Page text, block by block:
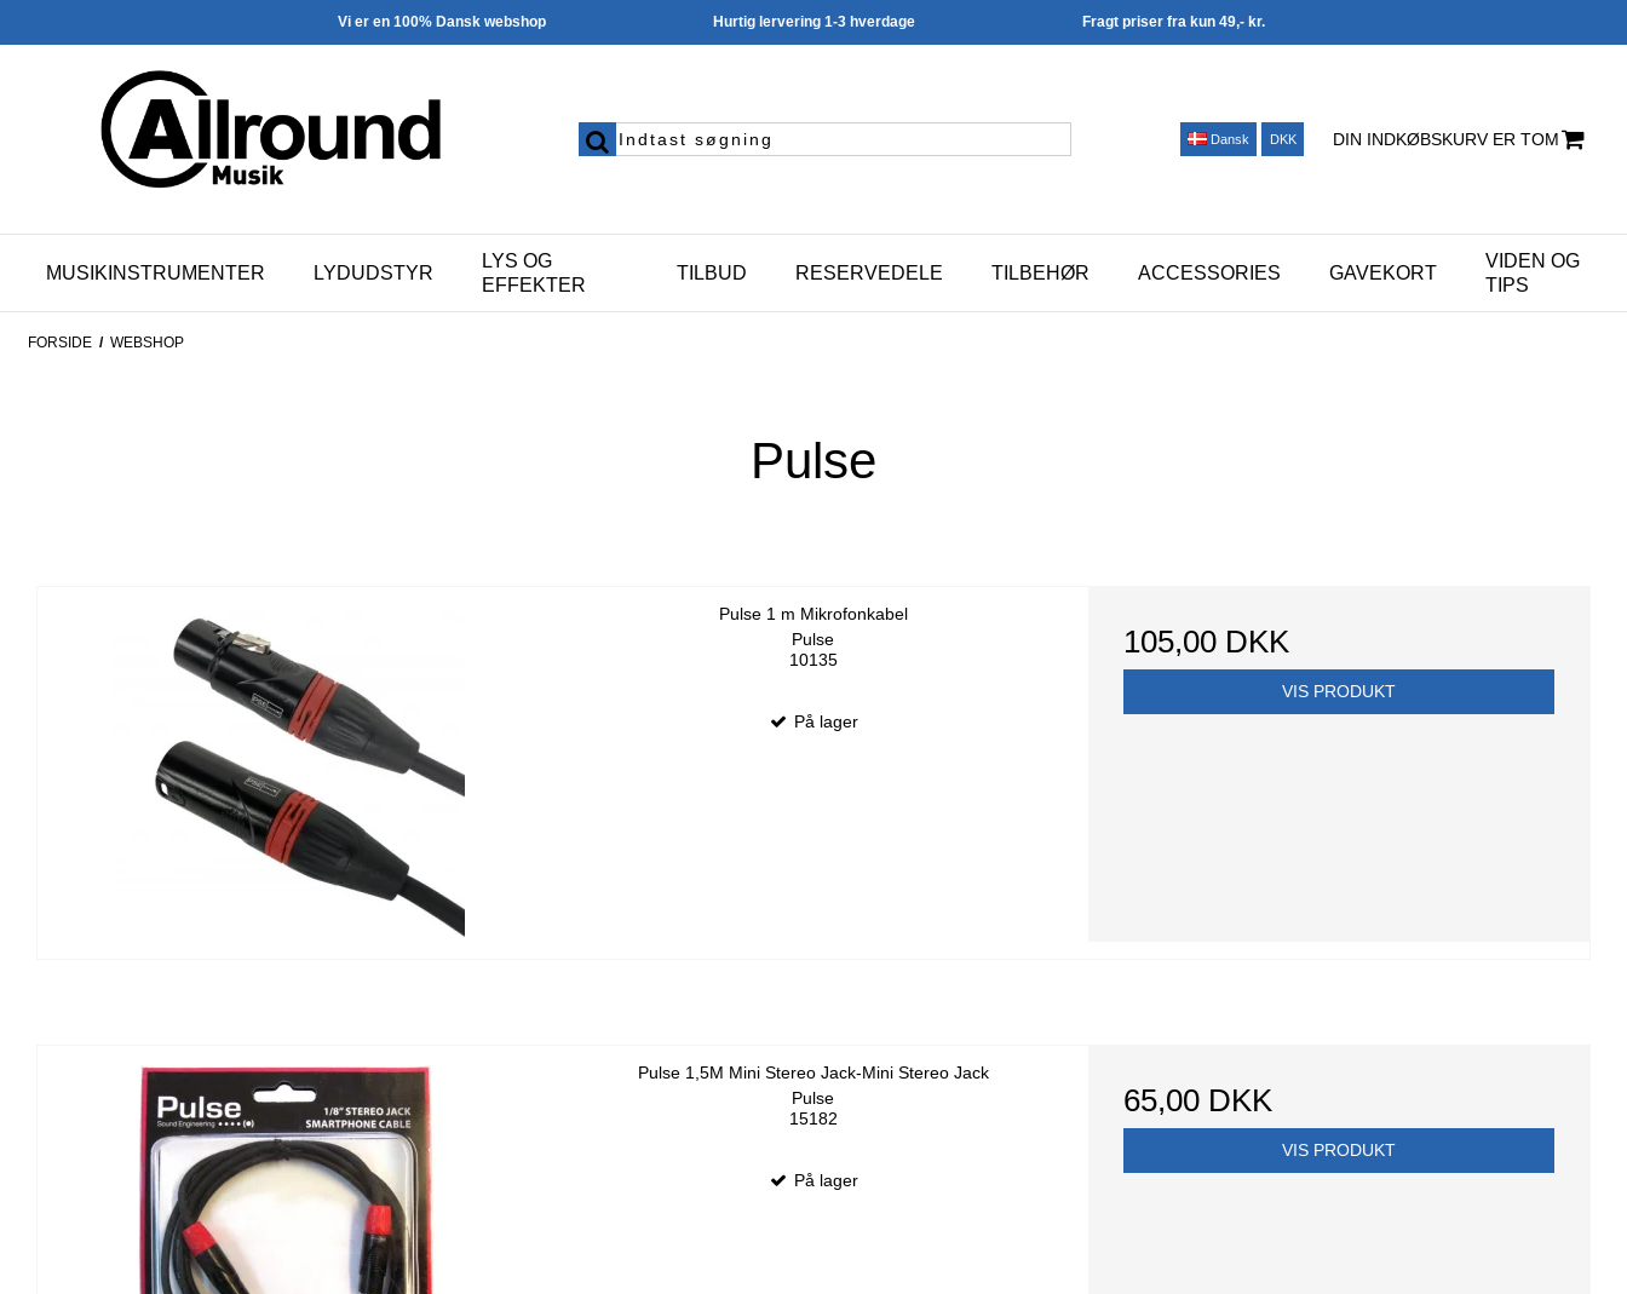
Vi er en 100% Dansk webshop Hurtig lervering 1-3 hverdage Fragt priser fra kun 49,- kr.
Dansk DKK DIN INDKØBSKURV ER TOM
MUSIKINSTRUMENTER LYDUDSTYR
LYS OG
EFFEKTER
TILBUD RESERVEDELE TILBEHØR ACCESSORIES GAVEKORT
VIDEN OG
TIPS
FORSIDE / WEBSHOP
Pulse
Pulse 1 m Mikrofonkabel
Pulse
10135
På lager
105,00 DKK
VIS PRODUKT
Pulse 1,5M Mini Stereo Jack-Mini Stereo Jack
Pulse
15182
På lager
65,00 DKK
VIS PRODUKT